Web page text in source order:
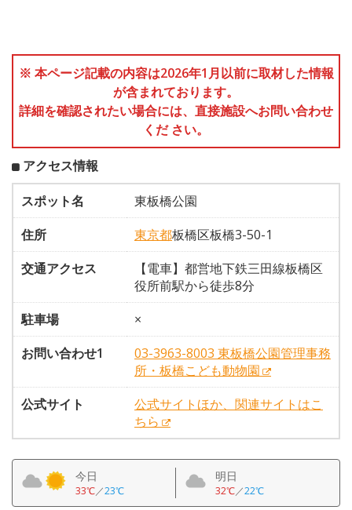
※ 本ページ記載の内容は2026年1月以前に取材した情報
が含まれております。
詳細を確認されたい場合には、直接施設へお問い合わせ
くだ さい。
アクセス情報
スポット名
東板橋公園
住所
東京都板橋区板橋3-50-1
交通アクセス
【電車】都営地下鉄三田線板橋区
役所前駅から徒歩8分
駐車場
×
お問い合わせ1
03-3963-8003 東板橋公園管理事務
所・板橋こども動物園
公式サイト
公式サイトほか、関連サイトはこ
ちら
今日
33℃／23℃
明日
32℃／22℃